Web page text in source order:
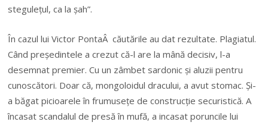
stegulețul, ca la șah”.
În cazul lui Victor PontaÂ căutările au dat rezultate. Plagiatul.
Când președintele a crezut că-l are la mână decisiv, l-a
desemnat premier. Cu un zâmbet sardonic și aluzii pentru
cunoscători. Doar că, mongoloidul dracului, a avut stomac. Și-
a băgat picioarele în frumusețe de construcție securistică. A
încasat scandalul de presă în mufă, a incasat poruncile lui